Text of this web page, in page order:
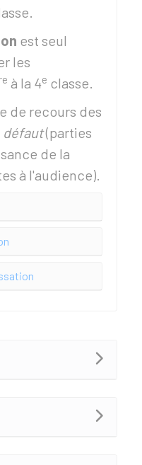
est seul
les
re à la 4e classe.
de recours des
défaut(parties
de la
à l'audience).